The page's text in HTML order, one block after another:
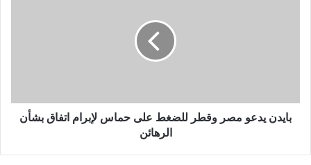
بايدن يدعو مصر وقطر للضغط على حماس لإبرام اتفاق بشأن
الرهائن